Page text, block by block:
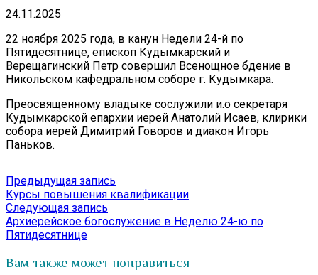
24.11.2025
22 ноября 2025 года, в канун Недели 24-й по
Пятидесятнице, епископ Кудымкарский и
Верещагинский Петр совершил Всенощное бдение в
Никольском кафедральном соборе г. Кудымкара.
Преосвященному владыке сослужили и.о секретаря
Кудымкарской епархии иерей Анатолий Исаев, клирики
собора иерей Димитрий Говоров и диакон Игорь
Паньков.
Навигация
по
записям
Предыдущая запись
запись:
Курсы повышения квалификации
Следующая запись
запись:
Архиерейское богослужение в Неделю 24-ю по
Пятидесятнице
Вам также может понравиться